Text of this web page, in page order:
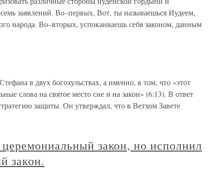
заявлений. Во–первых, Вот, ты называешься Иудеем,
народа. Во–вторых, успокаиваешь себя законом, данным
в двух богохульствах, а именно, в том, что «этот
слова на святое место сие и на закон» (6:13). В ответ
защиты. Он утверждал, что в Ветхом Завете
закон, но исполнил
закон.